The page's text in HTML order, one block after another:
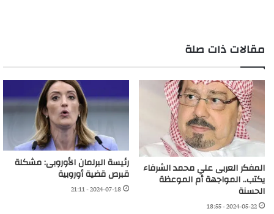
مقالات ذات صلة
المفكر العربى علي محمد الشرفاء
يكتب.. المواجهة أم الموعظة
الحسنة
2024-05-22 - 18:55
رئيسة البرلمان الأوروبى: مشكلة
قبرص قضية أوروبية
2024-07-18 - 21:11